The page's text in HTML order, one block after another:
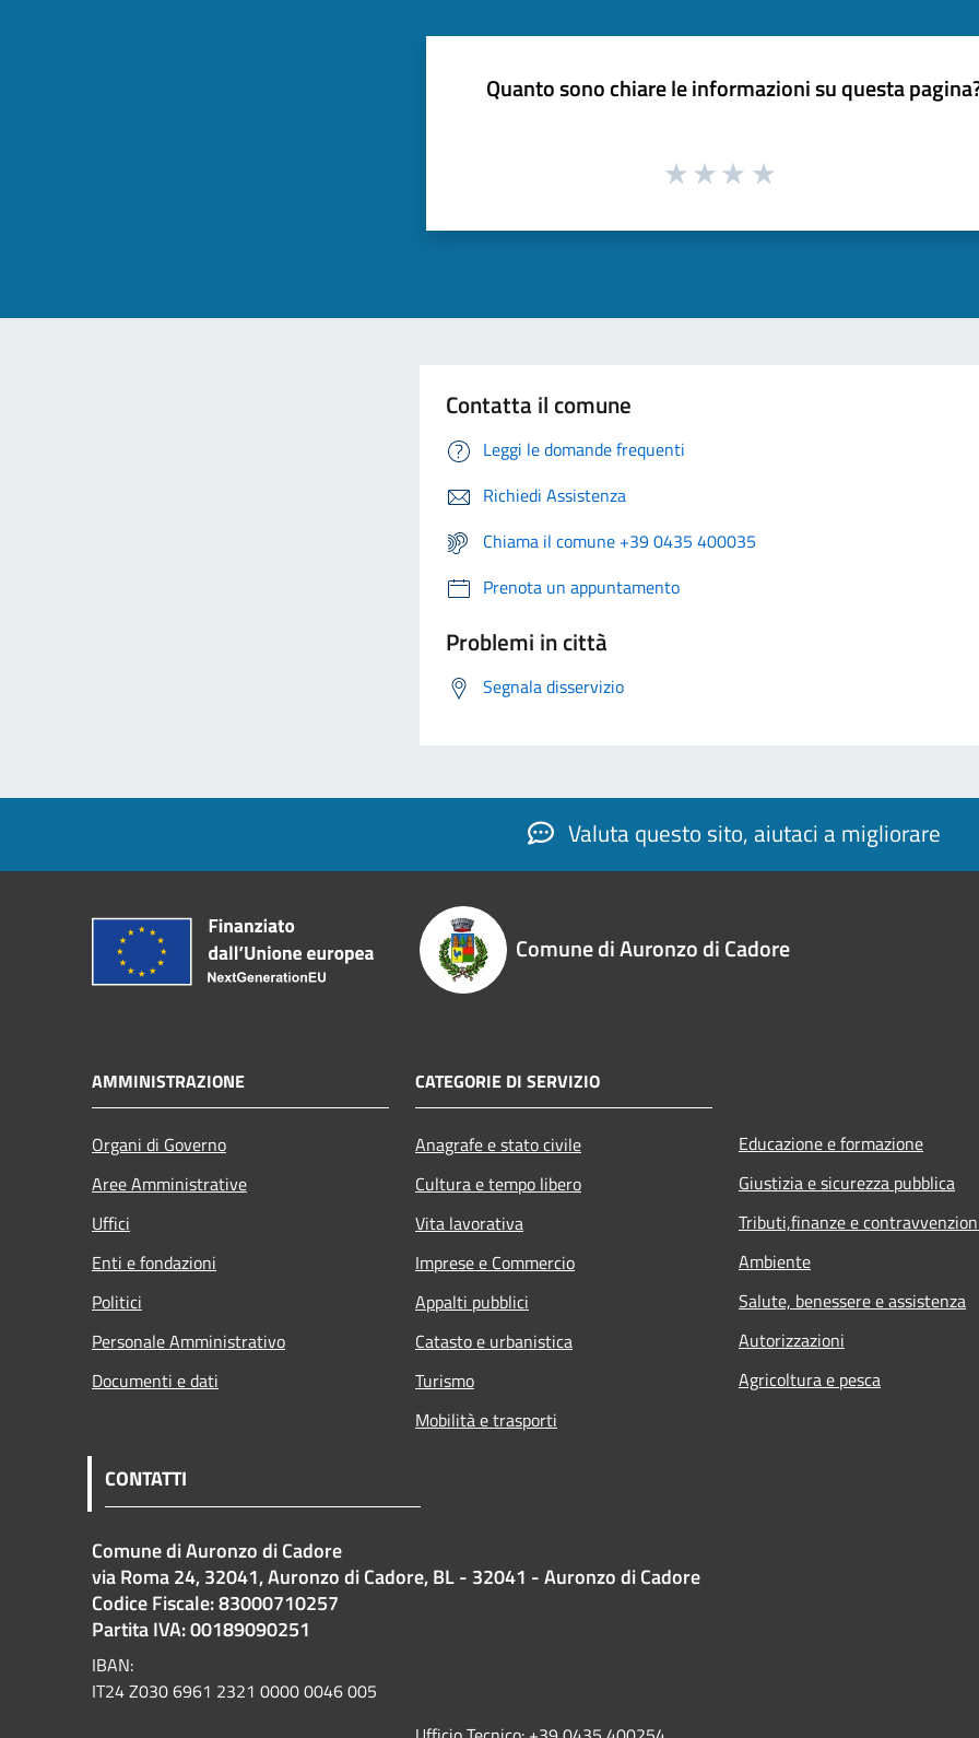
Quanto sono chiare le informazioni su questa
Contatta il comune
Leggi le domande frequenti
Richiedi Assistenza
Chiama il comune +39 0435 400035
Prenota un appuntamento
Problemi in città
Segnala disservizio
Valuta questo sito, aiutaci a migliorare
Comune di Auronzo di Cadore
AMMINISTRAZIONE
Organi di Governo
Aree Amministrative
Uffici
Enti e fondazioni
Politici
Personale Amministrativo
Documenti e dati
CATEGORIE DI SERVIZIO
Anagrafe e stato civile
Cultura e tempo libero
Vita lavorativa
Imprese e Commercio
Appalti pubblici
Catasto e urbanistica
Turismo
Mobilità e trasporti
Educazione e formazione
Giustizia e sicurezza pubblica
Tributi,finanze e
Ambiente
Salute, benessere e assistenza
Autorizzazioni
Agricoltura e pesca
CONTATTI
Comune di Auronzo di Cadore
via Roma 24, 32041, Auronzo di Cadore, BL - 32041 - Auronzo di Cadore
Codice Fiscale: 83000710257
Partita IVA: 00189090251
IBAN:
IT24 Z030 6961 2321 0000 0046 005